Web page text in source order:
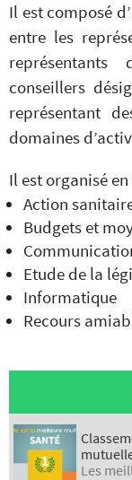
Il est composé
entre les
conseillers
représentant
domaines
Il est organisé
Action
Budgets et
Etude de la
Informatique
Recours
Les